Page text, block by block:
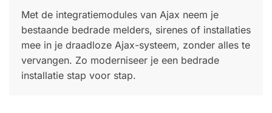
Alarm
samenstellen
Met de integratiemodules van Ajax neem je
bestaande bedrade melders, sirenes of installaties
mee in je draadloze Ajax-systeem, zonder alles te
vervangen. Zo moderniseer je een bedrade
installatie stap voor stap.